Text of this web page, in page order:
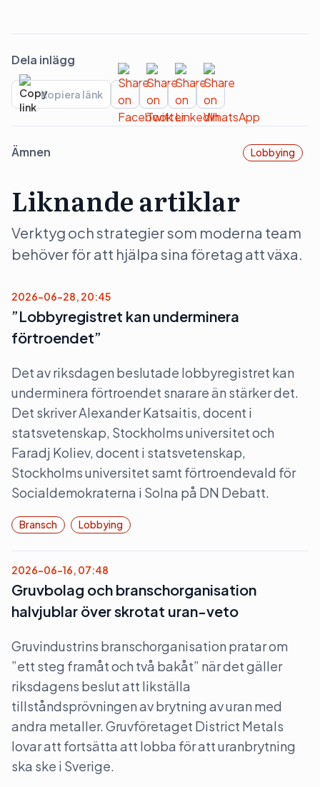
Dela inlägg
Kopiera länk
Ämnen Lobbying
Liknande artiklar
Verktyg och strategier som moderna team
behöver för att hjälpa sina företag att växa.
2026-06-28, 20:45
”Lobbyregistret kan underminera
förtroendet”
Det av riksdagen beslutade lobbyregistret kan
underminera förtroendet snarare än stärker det.
Det skriver Alexander Katsaitis, docent i
statsvetenskap, Stockholms universitet och
Faradj Koliev, docent i statsvetenskap,
Stockholms universitet samt förtroendevald för
Socialdemokraterna i Solna på DN Debatt.
Bransch Lobbying
2026-06-16, 07:48
Gruvbolag och branschorganisation
halvjublar över skrotat uran-veto
Gruvindustrins branschorganisation pratar om
”ett steg framåt och två bakåt” när det gäller
riksdagens beslut att likställa
tillståndsprövningen av brytning av uran med
andra metaller. Gruvföretaget District Metals
lovar att fortsätta att lobba för att uranbrytning
ska ske i Sverige.